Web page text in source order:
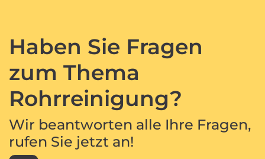
Haben Sie Fragen
zum Thema
Rohrreinigung?
Wir beantworten alle Ihre Fragen,
rufen Sie jetzt an!